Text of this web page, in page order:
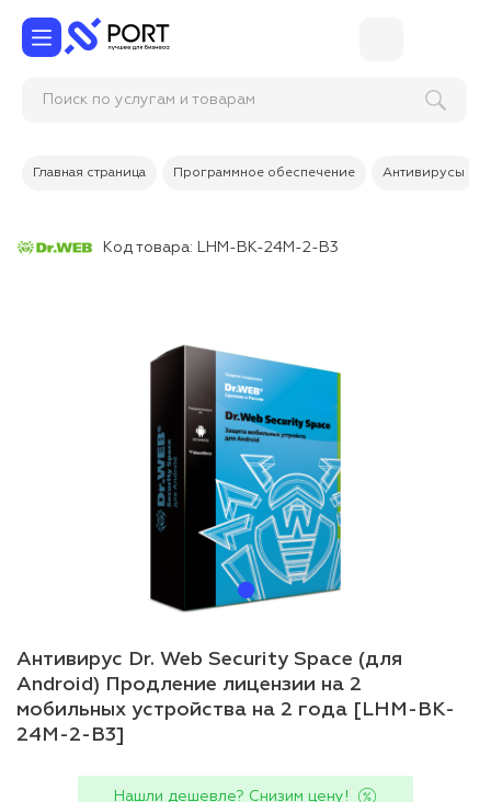
Поиск по услугам и товарам
Главная страница Программное обеспечение Антивирусы
Код товара: LHM-BK-24M-2-B3
Антивирус Dr. Web Security Space (для
Android) Продление лицензии на 2
мобильных устройства на 2 года [LHM-BK-
24M-2-B3]
Нашли дешевле? Снизим цену!